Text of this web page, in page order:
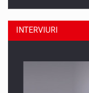
INTERVIURI